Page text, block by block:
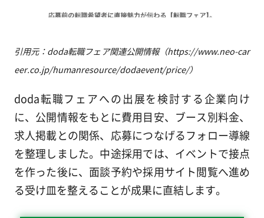
引用元：doda転職フェア関連公開情報（https://www.neo-car
eer.co.jp/humanresource/dodaevent/price/）
doda転職フェアへの出展を検討する企業向け
に、公開情報をもとに費用目安、ブース別料金、
求人掲載との関係、応募につなげるフォロー導線
を整理しました。中途採用では、イベントで接点
を作った後に、面談予約や採用サイト閲覧へ進め
る受け皿を整えることが成果に直結します。